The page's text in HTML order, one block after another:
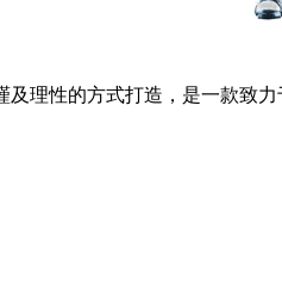
理性的方式打造，是一款致